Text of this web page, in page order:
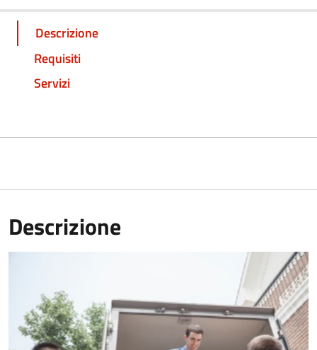
Descrizione
Requisiti
Servizi
Descrizione